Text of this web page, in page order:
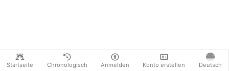
Startseite Chronologisch Anmelden Konto erstellen Deutsch